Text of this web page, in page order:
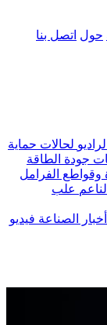
حول اتصل بنا
لحالات حماية
جودة الطاقة
وقواطع الفرامل
علب
أخبار الصناعة فيديو